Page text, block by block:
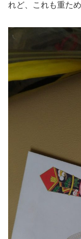
れど、これも重た